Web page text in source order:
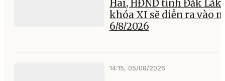
Hai, HĐND tỉnh Đắk Lắk
khóa XI sẽ diễn ra vào
6/8/2026
14:15, 05/08/2026